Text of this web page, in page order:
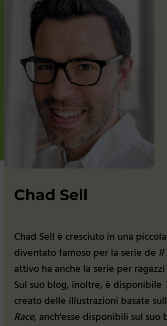
Chad Sell
Chad Sell è cresciuto in una
diventato famoso per la serie de
attivo ha anche la serie per ragazzi
Sul suo blog, inoltre, è disponibile
creato delle illustrazioni basate
Race, anch'esse disponibili sul